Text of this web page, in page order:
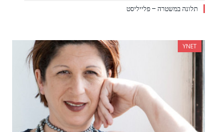
תלונה במשטרה – פלייליסט
YNET